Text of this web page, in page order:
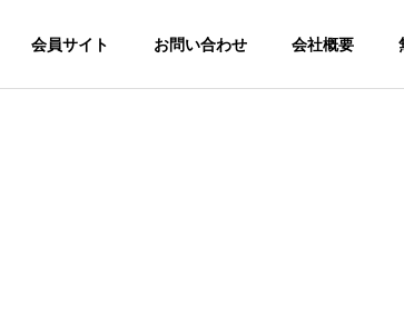
会員サイト お問い合わせ 会社概要